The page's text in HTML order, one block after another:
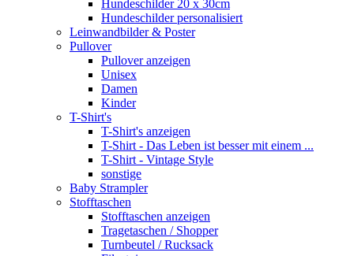
Hundeschilder 20 x 30cm
Hundeschilder personalisiert
Leinwandbilder & Poster
Pullover
Pullover anzeigen
Unisex
Damen
Kinder
T-Shirt's
T-Shirt's anzeigen
T-Shirt - Das Leben ist besser mit einem ...
T-Shirt - Vintage Style
sonstige
Baby Strampler
Stofftaschen
Stofftaschen anzeigen
Tragetaschen / Shopper
Turnbeutel / Rucksack